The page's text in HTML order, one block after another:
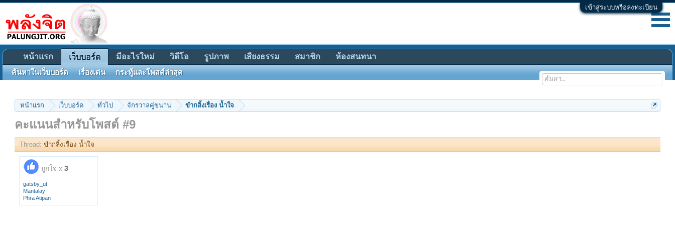
เข้าสู่ระบบหรือลงทะเบียน
หน้าแรก เว็บบอร์ด ทั่วไป จักรวาลคู่ขนาน ขำกลิ้งเรื่อง น้ำใจ
คะแนนสำหรับโพสต์ #9
Thread: ขำกลิ้งเรื่อง น้ำใจ
ถูกใจ x 3
gatsby_ut
Mantalay
Phra Atipan
หน้าแรก เว็บบอร์ด
ค้นหาในเว็บบอร์ด เรื่องเด่น กระทู้และโพสต์ล่าสุด
มีอะไรใหม่ วิดีโอ รูปภาพ เสียงธรรม สมาชิก ห้องสนทนา